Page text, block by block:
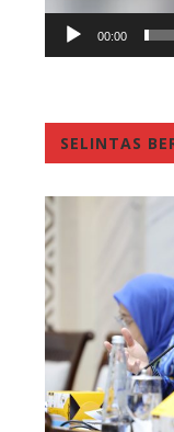
00:00
SELINTAS